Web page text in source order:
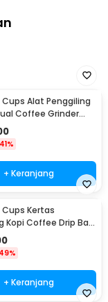
Cups Alat Penggiling
Coffee Grinder
WFCG9800
41%
+ Keranjang
Kertas
Kopi Coffee Drip Bag
50PCS - T111
49%
+ Keranjang